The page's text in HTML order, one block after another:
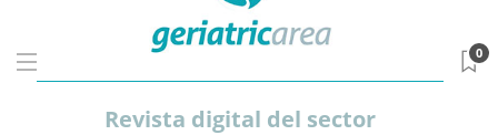
Revista digital del sector
0